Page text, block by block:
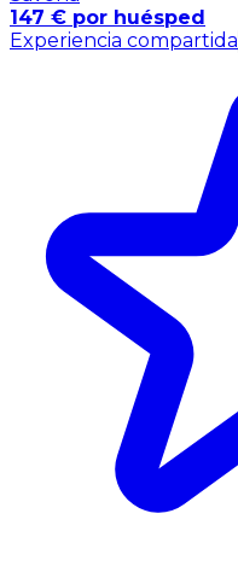
147 € por huésped
Experiencia compartida